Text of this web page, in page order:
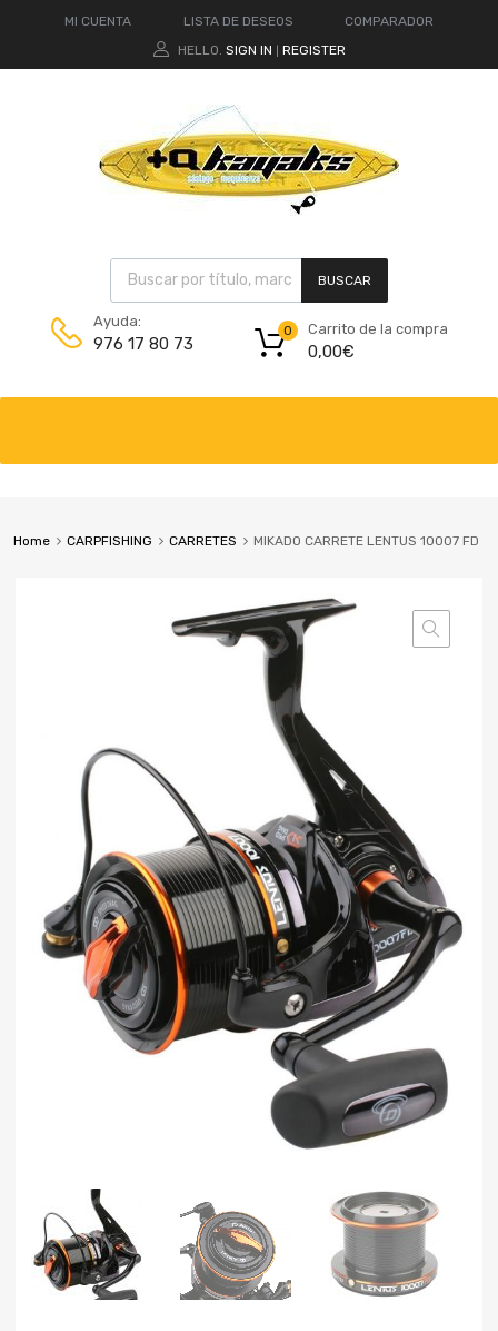
MI CUENTA LISTA DE DESEOS
COMPARADOR
HELLO. SIGN IN REGISTER
BUSCAR
Ayuda:
976 17 80 73
Carrito de la compra
0,00€
0
Home CARPFISHING CARRETES MIKADO CARRETE LENTUS 10007 FD